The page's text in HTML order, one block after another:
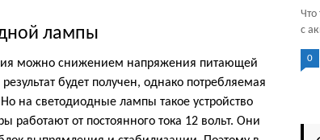
лампы
можно снижением напряжения питающей
будет получен, однако потребляемая
на светодиодные лампы такое устройство
работают от постоянного тока 12 вольт. Они
Что
с
0